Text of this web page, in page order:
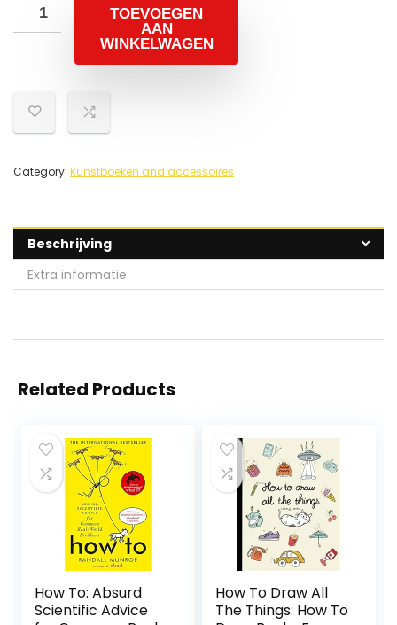
TOEVOEGEN
AAN
WINKELWAGEN
Category: Kunstboeken and accessoires
Beschrijving
Extra informatie
Related Products
How To: Absurd
Scientific Advice
How To Draw All
The Things: How To